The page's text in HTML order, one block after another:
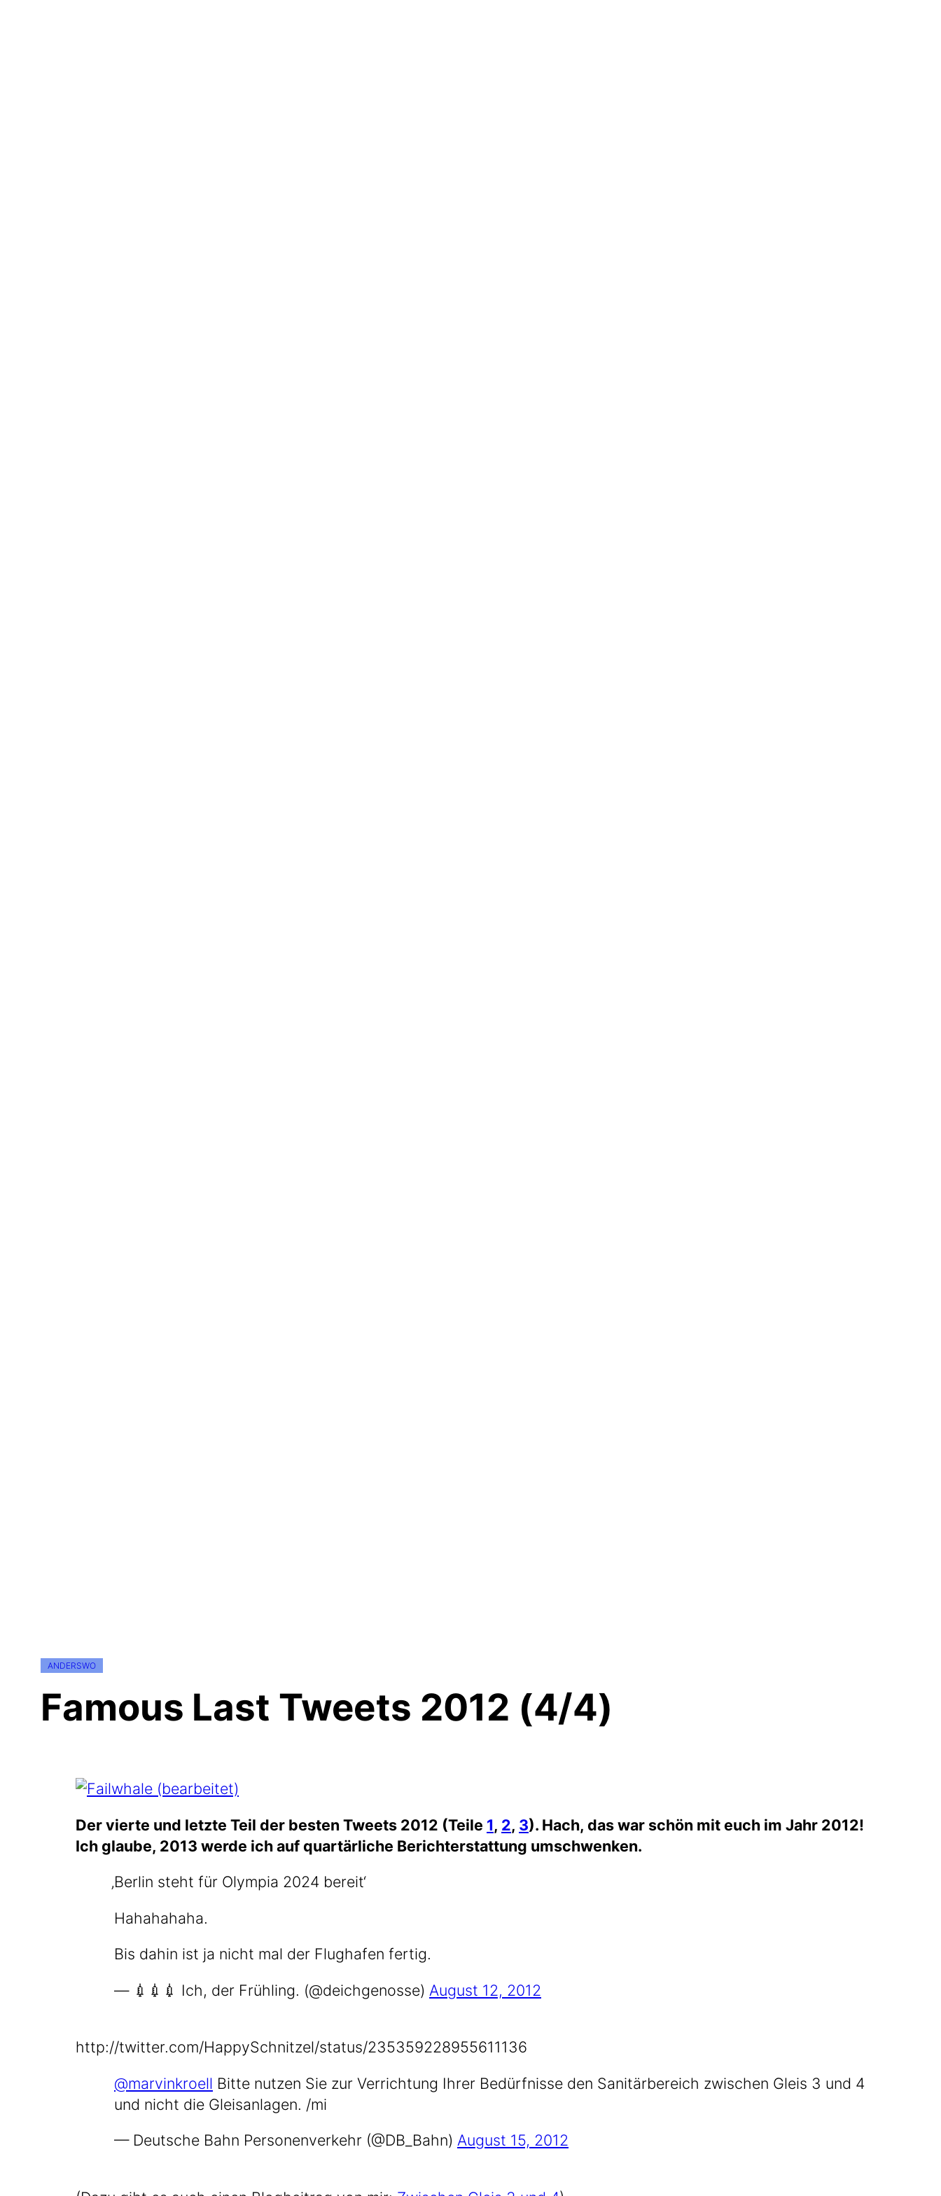
ANDERSWO
Famous Last Tweets 2012 (4/4)
Der vier­te und letz­te Teil der bes­ten Tweets 2012 (Tei­le 1, 2, 3). Hach, das war schön mit euch im Jahr 2012!
Ich glau­be, 2013 wer­de ich auf quar­tär­li­che Bericht­erstat­tung umschwenken.
‚Ber­lin steht für Olym­pia 2024 bereit‘
Haha­ha­ha­ha.
Bis dahin ist ja nicht mal der Flug­ha­fen fertig.
— 💉💉💉 Ich, der Früh­ling. (@deichgenosse) August 12, 2012
http://​twit​ter​.com/​H​a​p​p​y​S​c​h​n​i​t​z​e​l​/​s​t​a​t​u​s​/​2​3​5​3​5​9​2​2​8​9​5​5​6​1​1​136
@marvinkroell Bit­te nut­zen Sie zur Ver­rich­tung Ihrer Bedürf­nis­se den Sani­tär­be­reich zwi­schen Gleis 3 und 4
und nicht die Gleis­an­la­gen. /mi
— Deut­sche Bahn Per­so­nen­ver­kehr (@DB_Bahn) August 15, 2012